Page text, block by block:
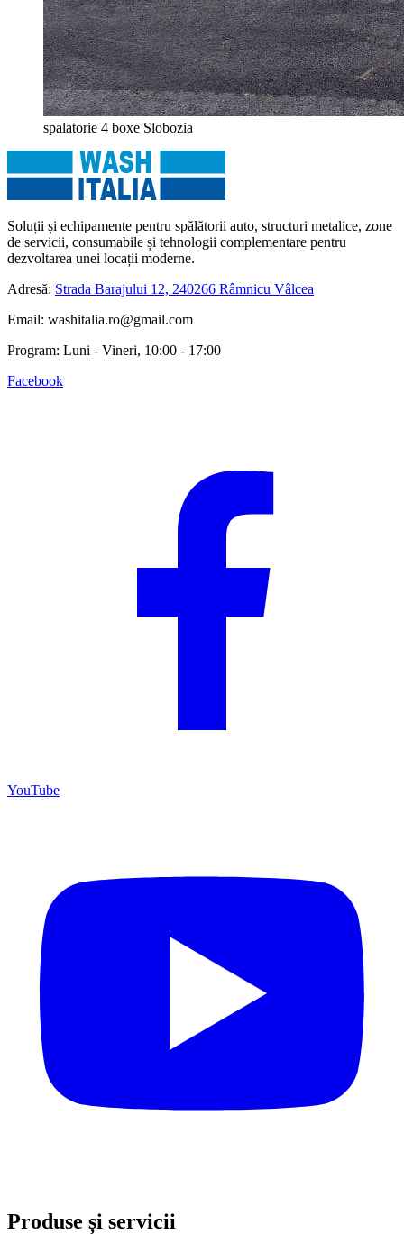
spalatorie 4 boxe Slobozia
Soluții și echipamente pentru spălătorii auto, structuri metalice, zone
de servicii, consumabile și tehnologii complementare pentru
dezvoltarea unei locații moderne.
Adresă: Strada Barajului 12, 240266 Râmnicu Vâlcea
Email: washitalia.ro@gmail.com
Program: Luni - Vineri, 10:00 - 17:00
Facebook
YouTube
Produse și servicii